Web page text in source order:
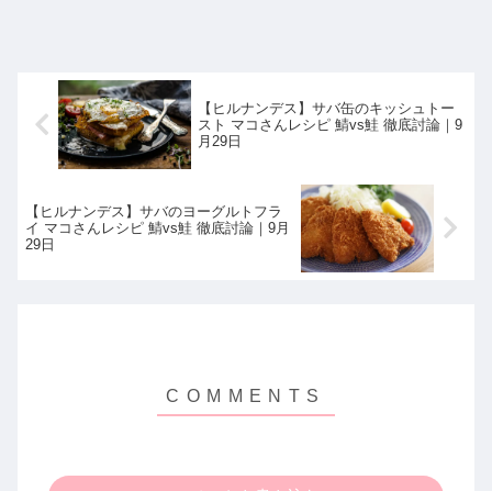
【ヒルナンデス】サバ缶のキッシュトー
スト マコさんレシピ 鯖vs鮭 徹底討論｜9
月29日
【ヒルナンデス】サバのヨーグルトフラ
イ マコさんレシピ 鯖vs鮭 徹底討論｜9月
29日